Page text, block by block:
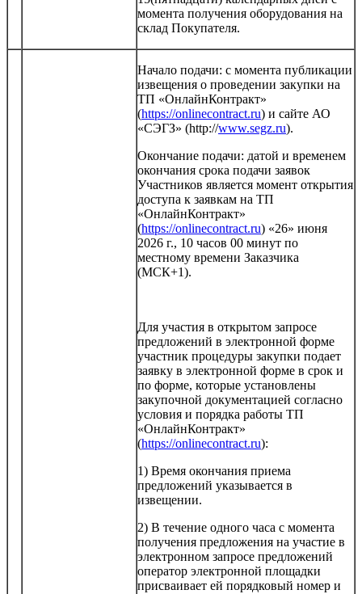
момента получения оборудования на
склад Покупателя.
Начало подачи: с момента публикации
извещения о проведении закупки на
ТП «ОнлайнКонтракт»
(https://onlinecontract.ru) и сайте АО
«СЭГЗ» (http://www.segz.ru).
Окончание подачи: датой и временем
окончания срока подачи заявок
Участников является момент открытия
доступа к заявкам на ТП
«ОнлайнКонтракт»
(https://onlinecontract.ru) «26» июня
2026 г., 10 часов 00 минут по
местному времени Заказчика
(МСК+1).
Для участия в открытом запросе
предложений в электронной форме
участник процедуры закупки подает
заявку в электронной форме в срок и
по форме, которые установлены
закупочной документацией согласно
условия и порядка работы ТП
«ОнлайнКонтракт»
(https://onlinecontract.ru):
1) Время окончания приема
предложений указывается в
извещении.
2) В течение одного часа с момента
получения предложения на участие в
электронном запросе предложений
оператор электронной площадки
присваивает ей порядковый номер и